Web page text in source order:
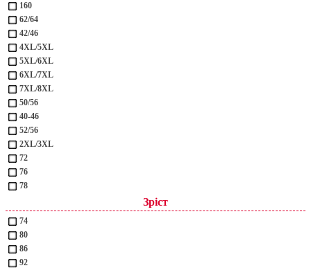
160
62/64
42/46
4XL/5XL
5XL/6XL
6XL/7XL
7XL/8XL
50/56
40-46
52/56
2XL/3XL
72
76
78
Зріст
74
80
86
92